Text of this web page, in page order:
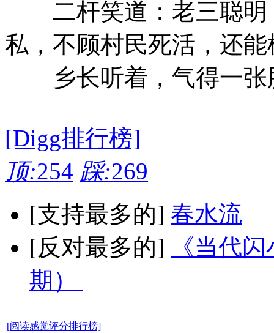
二杆笑道：老三聪明
私，不顾村民死活，还
乡长听着，气得一张
[Digg排行榜]
顶:254 踩:269
[支持最多的] 春水流
[反对最多的]
《当代
期）
[阅读感觉评分排行榜]